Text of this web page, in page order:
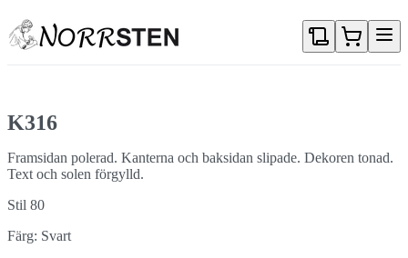
K316
Framsidan polerad. Kanterna och baksidan slipade. Dekoren tonad.
Text och solen förgylld.
Stil 80
Färg: Svart